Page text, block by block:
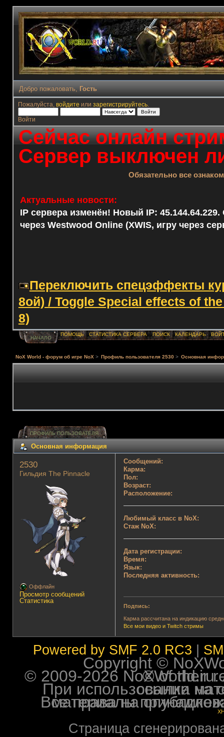
Добро пожаловать, Гость
Пожалуйста, войдите или зарегистрируйтесь.
Войти
Сейчас онлайн
Сервер выключен
Обязательно все
Актуальные новости:
IP сервера изменён! Новый IP: 45.144.64.229.
через Westwood Online (XWIS, игру через
Переключить спецэффекты
8ой) / Toggle Special effects of
8)
НАЧАЛО
ПОМОЩЬ СТАТИСТИКА СЕРВЕРА ПОИСК КАЛЕНДАРЬ
NoX World - форум об игре NoX > Профиль пользователя 2530 > Основная
ПРОФИЛЬ ПОЛЬЗОВАТЕЛЯ
Основная информация
2530
Гильдия The Pinnacle
Оффлайн
Просмотр сообщений
Статистика
Сообщений:
Карма:
Пол:
Возраст:
Расположение:
Любимый класс в NoX:
Стаж NoX:
Дата регистрации:
Время:
Язык:
Последняя активность:
Подпись:
Карма рассчитана на индикацию
Все мои видео и Twitch стримы
Powered by SMF 2.0 RC3
Copyright ©
© 2009-2026 NoXWorld.ru. All
При использовании
Все права на опубликованные на форуме
Страница